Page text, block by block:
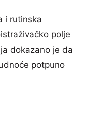
i rutinska
polje
dokazano je da
potpuno